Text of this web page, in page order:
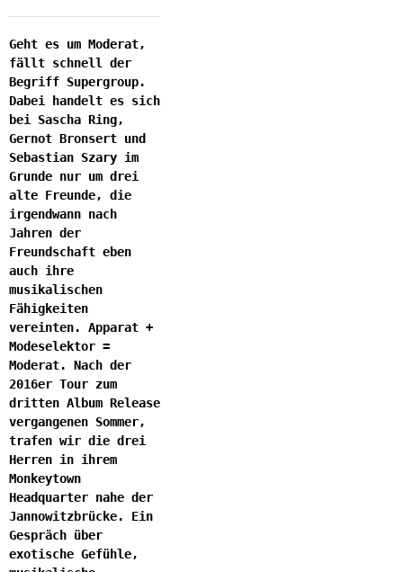
Geht es um Moderat,
fällt schnell der
Begriff Supergroup.
Dabei handelt es sich
bei Sascha Ring,
Gernot Bronsert und
Sebastian Szary im
Grunde nur um drei
alte Freunde, die
irgendwann nach
Jahren der
Freundschaft eben
auch ihre
musikalischen
Fähigkeiten
vereinten. Apparat +
Modeselektor =
Moderat. Nach der
2016er Tour zum
dritten Album Release
vergangenen Sommer,
trafen wir die drei
Herren in ihrem
Monkeytown
Headquarter nahe der
Jannowitzbrücke. Ein
Gespräch über
exotische Gefühle,